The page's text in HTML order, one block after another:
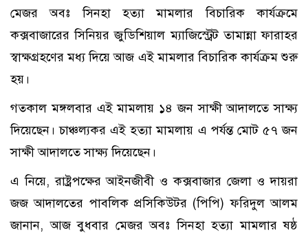
মেজর অবঃ সিনহা হত্যা মামলার বিচারিক কার্যক্রমে
কক্সবাজারের সিনিয়র জুডিশিয়াল ম্যাজিস্ট্রেট তামান্না ফারাহর
স্বাক্ষগ্রহণের মধ্য দিয়ে আজ এই মামলার বিচারিক কার্যক্রম শুরু
হয়।
গতকাল মঙ্গলবার এই মামলায় ১৪ জন সাক্ষী আদালতে সাক্ষ্য
দিয়েছেন। চাঞ্চল্যকর এই হত্যা মামলায় এ পর্যন্ত মোট ৫৭ জন
সাক্ষী আদালতে সাক্ষ্য দিয়েছেন।
এ নিয়ে, রাষ্ট্রপক্ষের আইনজীবী ও কক্সবাজার জেলা ও দায়রা
জজ আদালতের পাবলিক প্রসিকিউটর (পিপি) ফরিদুল আলম
জানান, আজ বুধবার মেজর অবঃ সিনহা হত্যা মামলার ষষ্ঠ